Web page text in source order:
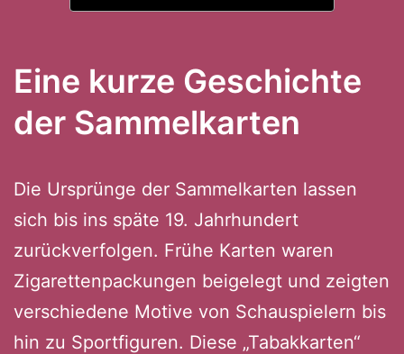
Eine kurze Geschichte
der Sammelkarten
Die Ursprünge der Sammelkarten lassen
sich bis ins späte 19. Jahrhundert
zurückverfolgen. Frühe Karten waren
Zigarettenpackungen beigelegt und zeigten
verschiedene Motive von Schauspielern bis
hin zu Sportfiguren. Diese „Tabakkarten“